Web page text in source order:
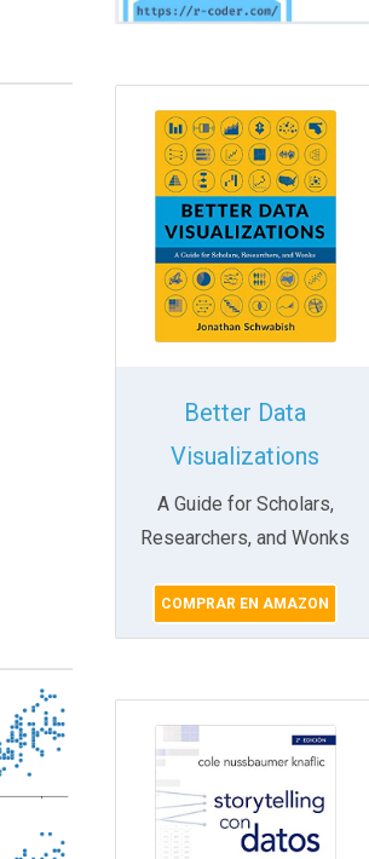
Better Data
Visualizations
A Guide for Scholars,
Researchers, and Wonks
COMPRAR EN AMAZON